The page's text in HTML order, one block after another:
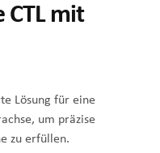
CTL mit
Lösung für eine
um präzise
zu erfüllen.